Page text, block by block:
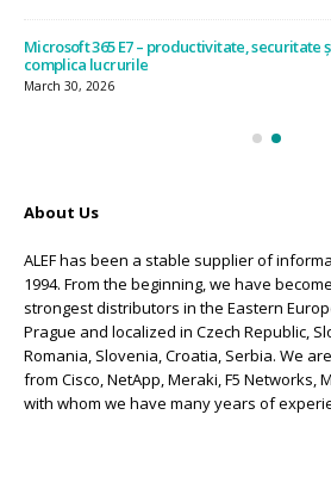
Microsoft 365 E7 – productivitate, securitate
complica lucrurile
March 30, 2026
About Us
ALEF has been a stable supplier of
1994. From the beginning, we have
strongest distributors in the Eastern
Prague and localized in Czech Republic,
Romania, Slovenia, Croatia, Serbia. We
from Cisco, NetApp, Meraki, F5 Networks,
with whom we have many years of